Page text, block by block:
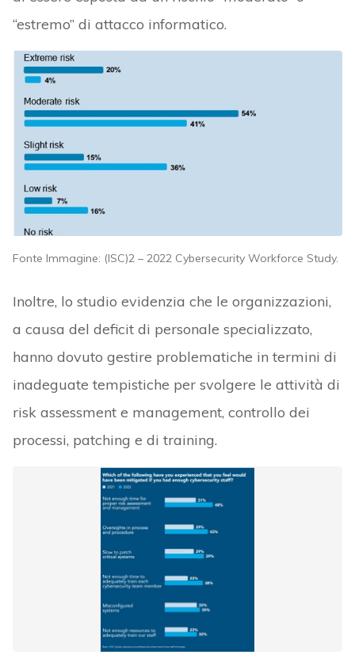
“estremo” di attacco informatico.
Fonte Immagine: (ISC)2 – 2022 Cybersecurity Workforce Study.
Inoltre, lo studio evidenzia che le organizzazioni,
a causa del deficit di personale specializzato,
hanno dovuto gestire problematiche in termini di
inadeguate tempistiche per svolgere le attività di
risk assessment e management, controllo dei
processi, patching e di training.